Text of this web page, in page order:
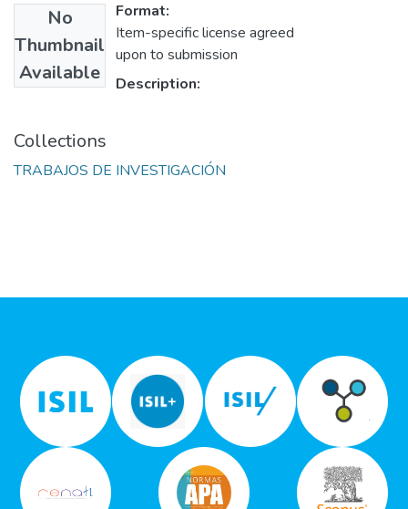
No
Thumbnail
Available
Format:
Item-specific license agreed
upon to submission
Description:
Collections
TRABAJOS DE INVESTIGACIÓN